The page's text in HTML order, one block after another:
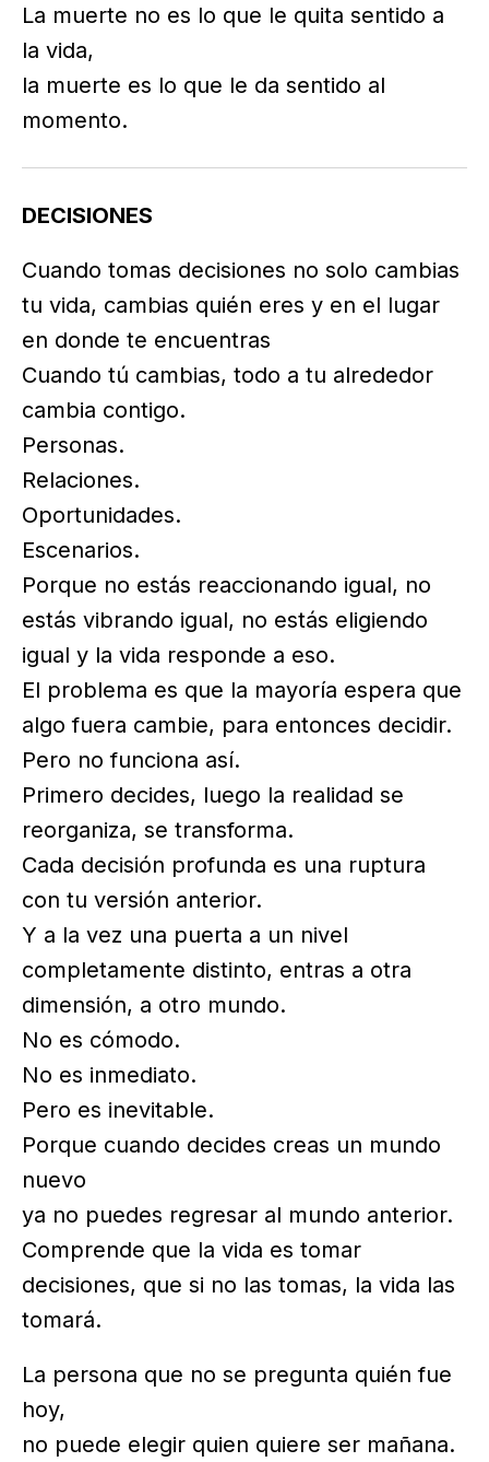
La muerte no es lo que le quita sentido a
la vida,
la muerte es lo que le da sentido al
momento.
DECISIONES
Cuando tomas decisiones no solo cambias
tu vida, cambias quién eres y en el lugar
en donde te encuentras
Cuando tú cambias, todo a tu alrededor
cambia contigo.
Personas.
Relaciones.
Oportunidades.
Escenarios.
Porque no estás reaccionando igual, no
estás vibrando igual, no estás eligiendo
igual y la vida responde a eso.
El problema es que la mayoría espera que
algo fuera cambie, para entonces decidir.
Pero no funciona así.
Primero decides, luego la realidad se
reorganiza, se transforma.
Cada decisión profunda es una ruptura
con tu versión anterior.
Y a la vez una puerta a un nivel
completamente distinto, entras a otra
dimensión, a otro mundo.
No es cómodo.
No es inmediato.
Pero es inevitable.
Porque cuando decides creas un mundo
nuevo
ya no puedes regresar al mundo anterior.
Comprende que la vida es tomar
decisiones, que si no las tomas, la vida las
tomará.
La persona que no se pregunta quién fue
hoy,
no puede elegir quien quiere ser mañana.